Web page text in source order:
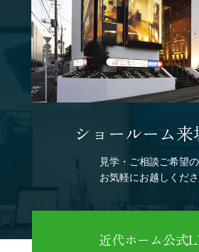
ショールーム
見学・ご相談ご希望
お気軽にお越しくださ
近代ホーム公式